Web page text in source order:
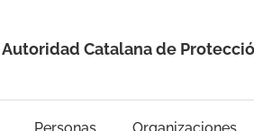
Autoridad Catalana de